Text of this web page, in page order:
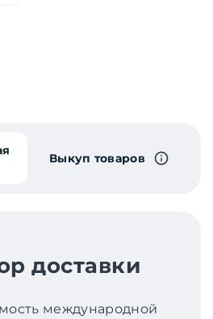
Выкуп товаров
доставки
международной